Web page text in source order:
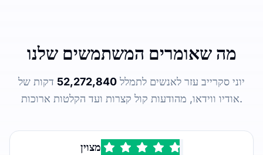
מה שאומרים המשתמשים שלנו
יוני סקרייב עזר לאנשים לתמלל 52,272,840 דקות של
אודיו ווידאו, מהודעות קול קצרות ועד הקלטות ארוכות.
מצוין